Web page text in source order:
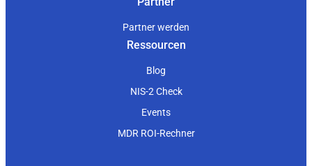
Partner werden
Ressourcen
Blog
NIS-2 Check
Events
MDR ROI-Rechner